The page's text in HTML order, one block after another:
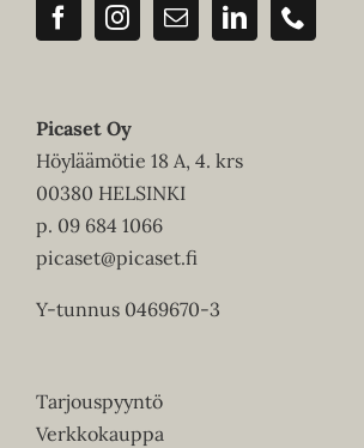
Picaset Oy
Höyläämötie 18 A, 4. krs
00380 HELSINKI
p. 09 684 1066
picaset@picaset.fi
Y-tunnus 0469670-3
Tarjouspyyntö
Verkkokauppa